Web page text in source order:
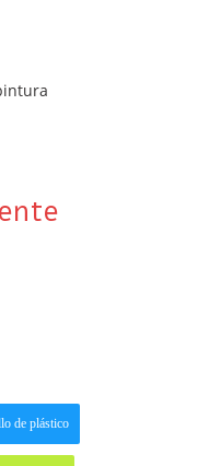
de plástico